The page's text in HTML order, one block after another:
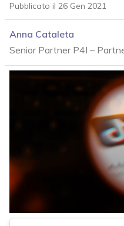
Pubblicato il 26 Gen 2021
Anna Cataleta
Senior Partner P4I –